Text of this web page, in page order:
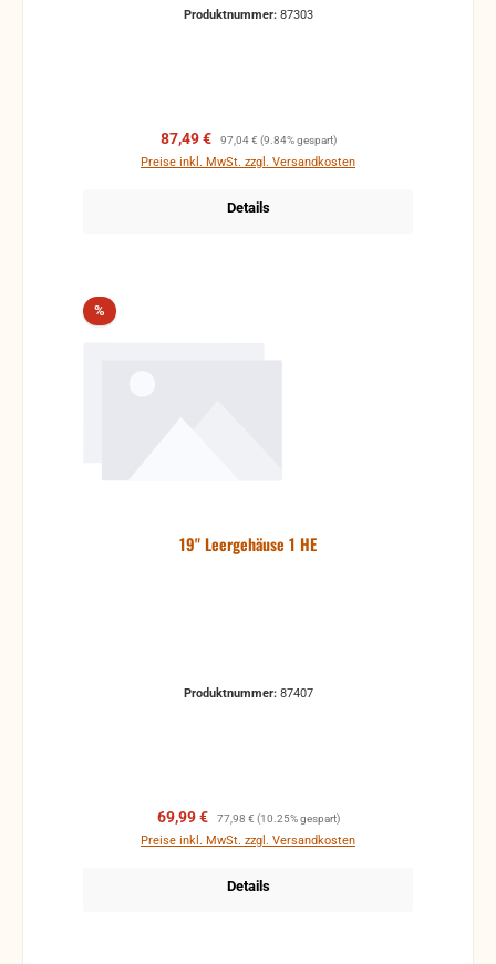
Produktnummer: 87303
Verkaufspreis:
87,49 € Regulärer Preis:
97,04 € (9.84% gespart)
Preise inkl. MwSt. zzgl. Versandkosten
Details
%Rabatt
19" Leergehäuse 1 HE
Produktnummer: 87407
Verkaufspreis:
69,99 € Regulärer Preis:
77,98 € (10.25% gespart)
Preise inkl. MwSt. zzgl. Versandkosten
Details